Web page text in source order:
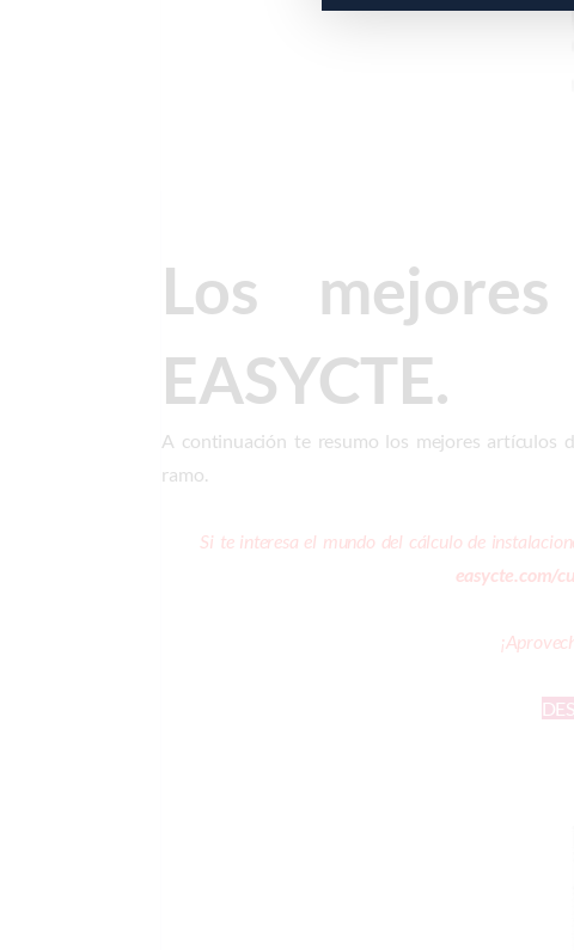
Los
EASYCTE.
A continuación te resumo los mejores artículos
ramo.
Si te interesa el mundo del cálculo de
easycte.com/